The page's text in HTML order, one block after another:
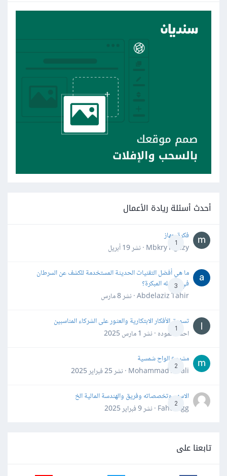
أحدث أسئلة ريادة الأعمال
1
فكرة جهاز
Mbkry Hgazy · نشر
19 أبريل
3
ما هي أفضل التقنيات الحديثة المستخدمة للكشف عن السرطان
في مراحله المبكرة؟
Abdelaziz Tahir · نشر
8 مارس
1
تسويق الأفكار الابتكارية والعثور على الشركاء المناسبين
احمد حموده · نشر 1 مارس 2025
2
مشروع الواح شمسية
Mohammad Awali · نشر
25 فبراير 2025
2
الاسهم وتخصصاته وفريق والهندسة المالية الخ
Fahd Ggg · نشر
9 فبراير 2025
تابعنا على